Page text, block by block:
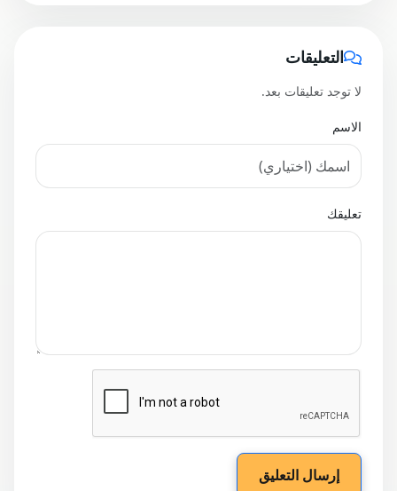
التعليقات
لا توجد تعليقات بعد.
الاسم
تعليقك
إرسال التعليق